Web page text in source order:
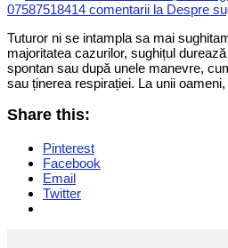
07587518414 comentarii la Despre
Tuturor ni se intampla sa mai
majoritatea cazurilor, sughițul
spontan sau după unele manevre,
sau ținerea respirației. La unii
Share this:
Pinterest
Facebook
Email
Twitter